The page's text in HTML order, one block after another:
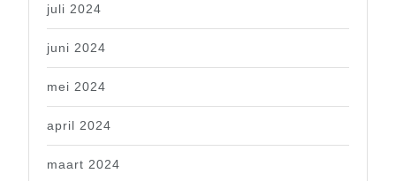
juli 2024
juni 2024
mei 2024
april 2024
maart 2024